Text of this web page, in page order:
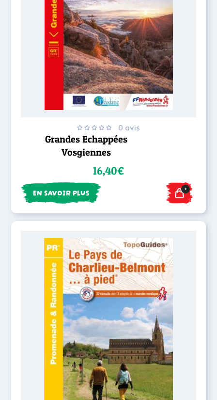
0 avis
Grandes Echappées
Vosgiennes
16,40€
EN SAVOIR PLUS +